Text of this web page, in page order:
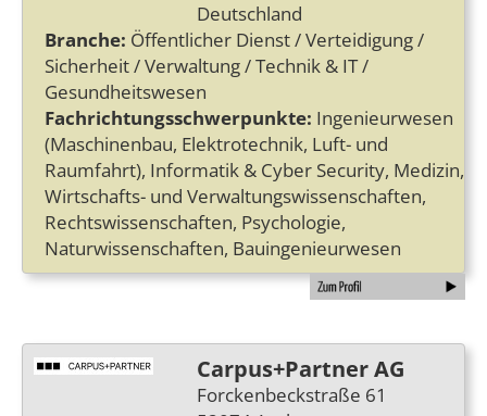
Deutschland
Branche: Öffentlicher Dienst / Verteidigung /
Sicherheit / Verwaltung / Technik & IT /
Gesundheitswesen
Fachrichtungsschwerpunkte: Ingenieurwesen
(Maschinenbau, Elektrotechnik, Luft- und
Raumfahrt), Informatik & Cyber Security, Medizin,
Wirtschafts- und Verwaltungswissenschaften,
Rechtswissenschaften, Psychologie,
Naturwissenschaften, Bauingenieurwesen
Carpus+Partner AG
Forckenbeckstraße 61